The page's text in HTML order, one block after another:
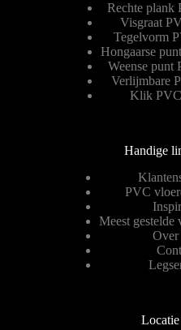
Rechte plank
Visgraat
Tegelvorm
Hongaarse
Weense punt
Verlijmbare
Klik
Handige
PVC
Meest gestelde
Over
Locatie